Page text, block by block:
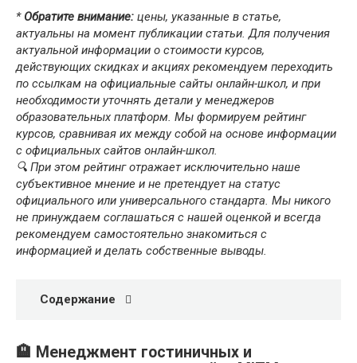
*Обратите внимание: цены, указанные в статье,
актуальны на момент публикации статьи. Для получения
актуальной информации о стоимости курсов,
действующих скидках и акциях рекомендуем переходить
по ссылкам на официальные сайты онлайн-школ, и при
необходимости уточнять детали у менеджеров
образовательных платформ. Мы формируем рейтинг
курсов, сравнивая их между собой на основе информации
с официальных сайтов онлайн-школ.
🔍 При этом рейтинг отражает исключительно наше
субъективное мнение и не претендует на статус
официального или универсального стандарта. Мы никого
не принуждаем соглашаться с нашей оценкой и всегда
рекомендуем самостоятельно знакомиться с
информацией и делать собственные выводы.
Содержание
🏨 Менеджмент гостиничных и